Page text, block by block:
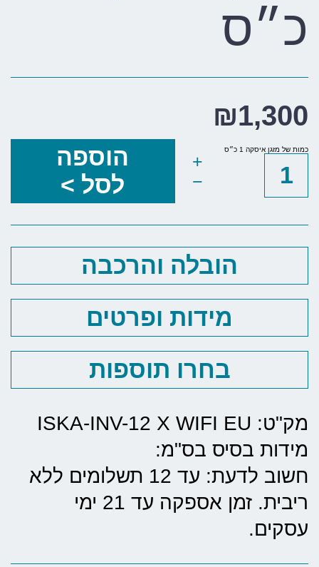
כ״ס
₪1,300
כמות של מזגן איסקה 1 כ״ס
+
−
הוספה
לסל >
הובלה והרכבה
מידות ופרטים
בחרו תוספות
מק"ט: ISKA-INV-12 X WIFI EU
מידות בסיס בס"מ:
חשוב לדעת: עד 12 תשלומים ללא
ריבית. זמן אספקה עד 21 ימי
עסקים.